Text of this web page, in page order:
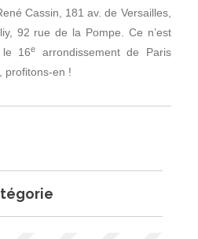
Cassin, 181 av. de Versailles,
92 rue de la Pompe. Ce n’est
le 16e
arrondissement de Paris
profitons-en !